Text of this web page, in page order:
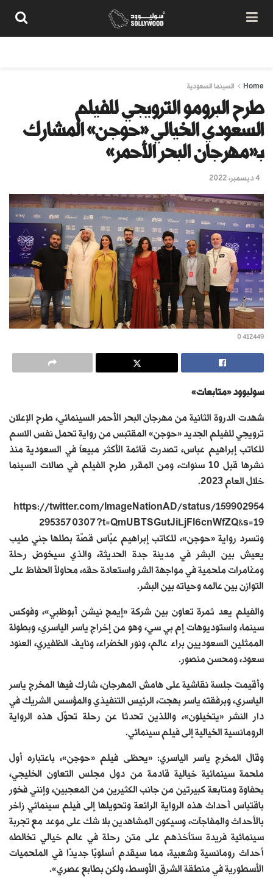
Home السينما السعودية
طرح البرومو الترويجي للفيلم
السعودي الخيالي «حوجن» المشارك
بـ«مهرجان البحر الأحمر»
4 ديسمبر، 2022
412449 0
سوليوود «متابعات»
شهدت الدروة الثانية من مهرجان البحر الأحمر السينمائي، طرح الإعلان
ترويجي للفيلم الجديد «حوجن» المقتبس من رواية تحمل نفس الاسم
للكاتب إبراهيم عباس، تصدرت قائمة الأكثر مبيعاً في السعودية منذ
نشرها قبل 10 سنوات، ومن المقرر طرح الفيلم في صالات السينما
خلال العام 2023.
https://twitter.com/ImageNationAD/status/159902954
2953570307?t=QmUBTSGutJiLjFl6cnWfZQ&s=19
وتسرد رواية «حوجن»، للكاتب إبراهيم عبّاس قصّة بطلها جني طيب
يعيش بين البشر في مدينة جدة الحديثة، والذي سيخوض رحلة
ومغامرات ملحمية في مواجهة الشر واستعادة حقه، محاولاً الحفاظ على
التوازن بين عالمه وحياته بين البشر.
والفيلم يعد ثمرة تعاون بين شركة «إيمج نيشن أبوظبي»، وفوكس
سينما، واستوديوهات إم بي سي، وهو من إخراج ياسر الياسري، وبطولة
الممثلين السعوديين براء عالم، ونور الخضراء، ونايف الظفيري، العنود
سعود، ومحسن منصور.
وأقيمت جلسة نقاشية على هامش المهرجان، شارك فيها المخرج ياسر
الياسري، وبرفقته ياسر بهجت، الرئيس التنفيذي والمؤسس الشريك في
دار النشر «يتخيلون»، واللذين تحدثا عن رحلة تحوّل هذه الرواية
الرومانسية الخيالية إلى فيلم سينمائي.
وقال المخرج ياسر الياسري: «يحظى فيلم «حوجن»، باعتباره أول
ملحمة سينمائية خيالية قادمة من دول مجلس التعاون الخليجي،
بحفاوة ومتابعة كبيرتين من جانب الكثيرين من المعجبين، وإنني فخور
باقتباس أحداث هذه الرواية الرائعة وتحويلها إلى فيلم سينمائي زاخر
بالأحداث والمفاجآت، وسيكون المشاهدين بلا شك على موعد مع تجربة
سينمائية فريدة ستأخذهم على متن رحلة في عالم خيالي تخالطه
أحداث رومانسية وشعبية، مما سيقدم أسلوبًا جديدًا في الملحميات
الأسطورية في منطقة الشرق الأوسط، ولكن بطابع عصري».